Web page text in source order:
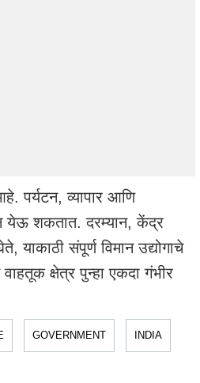
पर्यटन, व्यापार आणि
येऊ शकतात. दरम्यान, केंद्र
याकाठी संपूर्ण विमान उद्योगाचे
क्षेत्र पुन्हा एकदा गंभीर
GOVERNMENT INDIA